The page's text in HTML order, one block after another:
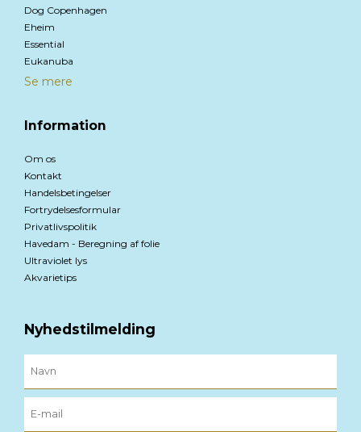
Dog Copenhagen
Eheim
Essential
Eukanuba
Se mere
Information
Om os
Kontakt
Handelsbetingelser
Fortrydelsesformular
Privatlivspolitik
Havedam - Beregning af folie
Ultraviolet lys
Akvarietips
Nyhedstilmelding